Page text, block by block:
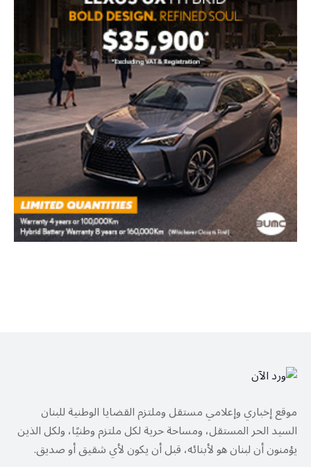
موقع إخباري وإعلامي مستقل وملتزم القضايا الوطنية للبنان
السيد الحر المستقل، ومساحة حرية لكل ملتزم وطنيًا، ولكل الذين
يؤمنون أن لبنان هو لأبنائه، قبل أن يكون لأي شقيق أو صديق.